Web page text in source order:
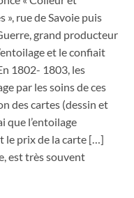
rue de Savoie puis
grand producteur
et le confiait
1802- 1803, les
par les soins de ces
des cartes (dessin et
que l’entoilage
le prix de la carte […]
est très souvent